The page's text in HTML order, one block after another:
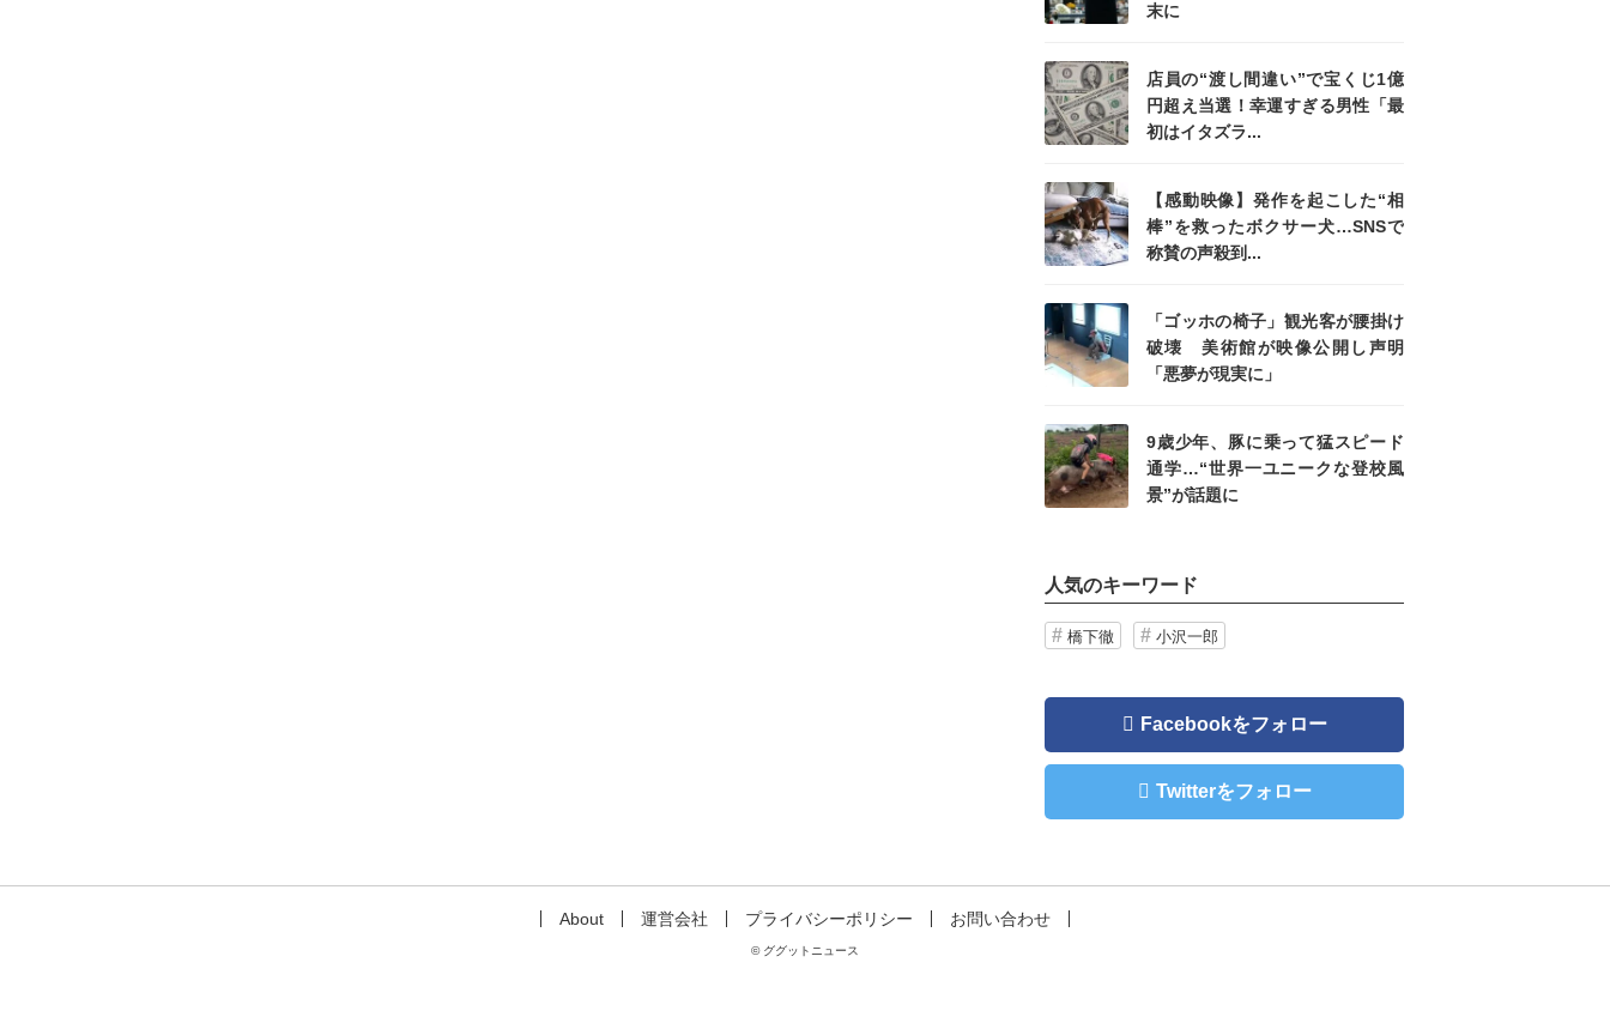
末に
店員の“渡し間違い”で宝くじ1億
円超え当選！幸運すぎる男性「最
初はイタズラ...
【感動映像】発作を起こした“相
棒”を救ったボクサー犬…SNSで
称賛の声殺到...
「ゴッホの椅子」観光客が腰掛け
破壊 美術館が映像公開し声明
「悪夢が現実に」
9歳少年、豚に乗って猛スピード
通学…“世界一ユニークな登校風
景”が話題に
人気のキーワード
橋下徹 小沢一郎
Facebookをフォロー
Twitterをフォロー
About 運営会社 プライバシーポリシー お問い合わせ
© ググットニュース